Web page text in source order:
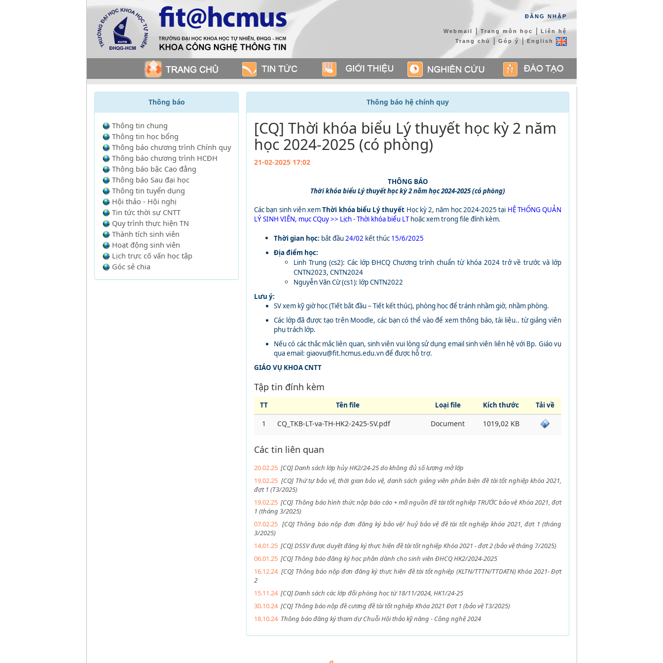
ĐĂNG NHẬP
Webmail | Trang môn học | Liên hệ
Trang chủ | Góp ý|English
Thông báo
Thông tin chung
Thông tin học bổng
Thông báo chương trình Chính quy
Thông báo chương trình HCĐH
Thông báo bậc Cao đẳng
Thông báo Sau đại học
Thông tin tuyển dụng
Hội thảo - Hội nghị
Tin tức thời sự CNTT
Quy trình thực hiện TN
Thành tích sinh viên
Hoạt động sinh viên
Lịch trực cố vấn học tập
Góc sẻ chia
Thông báo hệ chính quy
[CQ] Thời khóa biểu Lý thuyết học kỳ 2 năm
học 2024-2025 (có phòng)
21-02-2025 17:02
THÔNG BÁO
Thời khóa biểu Lý thuyết học kỳ 2 năm học 2024-2025 (có phòng)
Các bạn sinh viên xemThời khóa biểu Lý thuyết Học kỳ 2, năm học 2024-2025 tại HỆ THỐNG QUẢN
LÝ SINH VIÊN, mục CQuy >> Lịch - Thời khóa biểu LThoặc xem trong file đính kèm.
Thời gian học: bắt đầu24/02 kết thúc 15/6/2025
Địa điểm học:
Linh Trung (cs2): Các lớp ĐHCQ Chương trình chuẩn từ khóa 2024 trở về trước và lớp
CNTN2023, CNTN2024
Nguyễn Văn Cừ (cs1): lớp CNTN2022
Lưu ý:
SV xem kỹ giờ học (Tiết bắt đầu – Tiết kết thúc), phòng học để tránh nhầm giờ, nhầm phòng.
Các lớp đã được tạo trên Moodle, các bạn có thể vào để xem thông báo, tài liệu.. từ giảng viên
phụ trách lớp.
Nếu có các thắc mắc liên quan, sinh viên vui lòng sử dụng email sinh viên liên hệ với Bp. Giáo vụ
qua email: giaovu@fit.hcmus.edu.vn để được hỗ trợ.
GIÁO VỤ KHOA CNTT
Tập tin đính kèm
TT Tên file Loại file Kích thước Tải về
1 CQ_TKB-LT-va-TH-HK2-2425-SV.pdf Document 1019,02 KB
Các tin liên quan
20.02.25 [CQ] Danh sách lớp hủy HK2/24-25 do không đủ số lượng mở lớp
19.02.25 [CQ] Thứ tự bảo vệ, thời gian bảo vệ, danh sách giảng viên phản biện đề tài tốt nghiệp khóa 2021,
đợt 1 (T3/2025)
19.02.25 [CQ] Thông báo hình thức nộp báo cáo + mã nguồn đề tài tốt nghiệp TRƯỚC bảo vệ Khóa 2021, đợt
1 (tháng 3/2025)
07.02.25 [CQ] Thông báo nộp đơn đăng ký bảo vệ/ huỷ bảo vệ đề tài tốt nghiệp khóa 2021, đợt 1 (tháng
3/2025)
14.01.25 [CQ] DSSV được duyệt đăng ký thực hiện đề tài tốt nghiệp Khóa 2021 - đợt 2 (bảo vệ tháng 7/2025)
06.01.25 [CQ] Thông báo đăng ký học phần dành cho sinh viên ĐHCQ HK2/2024-2025
16.12.24 [CQ] Thông báo nộp đơn đăng ký thực hiện đề tài tốt nghiệp (KLTN/TTTN/TTDATN) Khóa 2021- Đợt
2
15.11.24 [CQ] Danh sách các lớp đổi phòng học từ 18/11/2024, HK1/24-25
30.10.24 [CQ] Thông báo nộp đề cương đề tài tốt nghiệp Khóa 2021 Đợt 1 (bảo vệ T3/2025)
18.10.24 Thông báo đăng ký tham dự Chuỗi Hội thảo kỹ năng - Công nghệ 2024